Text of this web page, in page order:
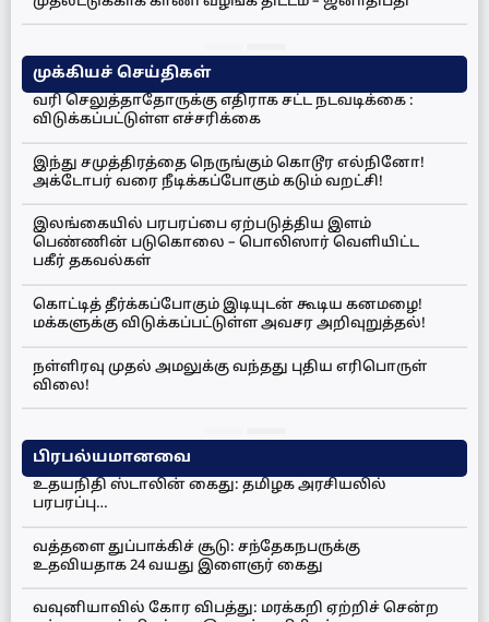
முக்கியச் செய்திகள்
வரி செலுத்தாதோருக்கு எதிராக சட்ட நடவடிக்கை :
விடுக்கப்பட்டுள்ள எச்சரிக்கை
இந்து சமுத்திரத்தை நெருங்கும் கொடூர எல்நினோ!
அக்டோபர் வரை நீடிக்கப்போகும் கடும் வறட்சி!
இலங்கையில் பரபரப்பை ஏற்படுத்திய இளம்
பெண்ணின் படுகொலை – பொலிஸார் வெளியிட்ட
பகீர் தகவல்கள்
கொட்டித் தீர்க்கப்போகும் இடியுடன் கூடிய கனமழை!
மக்களுக்கு விடுக்கப்பட்டுள்ள அவசர அறிவுறுத்தல்!
நள்ளிரவு முதல் அமலுக்கு வந்தது புதிய எரிபொருள்
விலை!
பிரபல்யமானவை
உதயநிதி ஸ்டாலின் கைது: தமிழக அரசியலில்
பரபரப்பு…
வத்தளை துப்பாக்கிச் சூடு: சந்தேகநபருக்கு
உதவியதாக 24 வயது இளைஞர் கைது
வவுனியாவில் கோர விபத்து: மரக்கறி ஏற்றிச் சென்ற